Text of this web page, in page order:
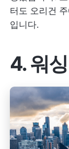
터도 오리건
입니다.
4. 워